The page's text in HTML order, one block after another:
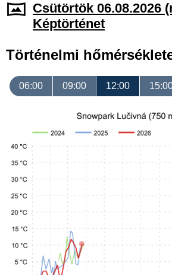
Csütörtök 06.08.2026
Képtörténet
Történelmi
06:00 09:00 12:00